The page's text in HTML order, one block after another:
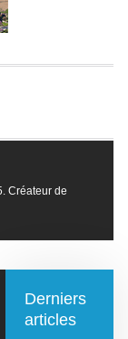
Créateur de
Derniers
articles